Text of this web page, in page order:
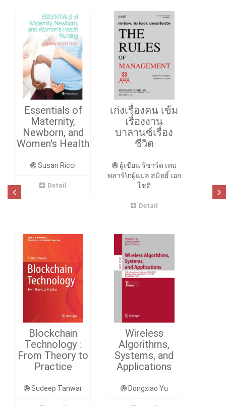
Essentials of
Maternity,
Newborn, and
Women's Health
Susan Ricci
Detail
เก่งเรื่องคน เข้ม
เรื่องงาน
บาลานซ์เรื่อง
ชีวิต
ผู้เขียน ริชาร์ด เทม
พลาร์\nผู้แปล สมิทธิ์ เอก
โชติ
Detail
Blockchain
Technology :
From Theory to
Practice
Sudeep Tanwar
Wireless
Algorithms,
Systems, and
Applications
Dongxiao Yu